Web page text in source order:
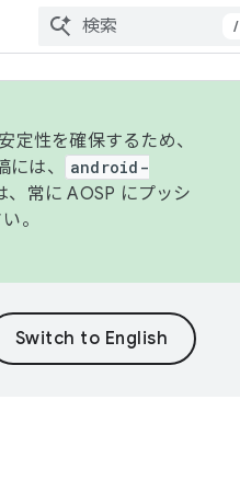
/
性を確保するため、
は、
android-
常に AOSP にプッシ
。